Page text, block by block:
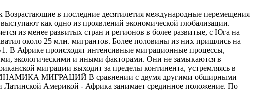
в последние десятилетия международные перемещения
как одно из проявлений экономической глобализации.
из менее развитых стран и регионов в более развитые, с Юга на
около 25 млн. мигрантов. Более половины из них пришлись на
В Африке происходят интенсивные миграционные процессы,
экологическими и иными факторами. Они не замыкаются в
миграции выходит за пределы континента, устремляясь в
МИГРАЦИЙ В сравнении с двумя другими обширными
Америкой - Африка занимает срединное положение. По